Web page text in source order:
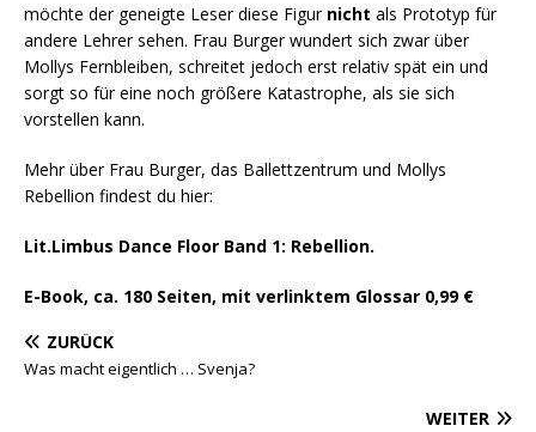
möchte der geneigte Leser diese Figur nicht als Prototyp für
andere Lehrer sehen. Frau Burger wundert sich zwar über
Mollys Fernbleiben, schreitet jedoch erst relativ spät ein und
sorgt so für eine noch größere Katastrophe, als sie sich
vorstellen kann.
Mehr über Frau Burger, das Ballettzentrum und Mollys
Rebellion findest du hier:
Lit.Limbus Dance Floor Band 1: Rebellion.
E-Book, ca. 180 Seiten, mit verlinktem Glossar 0,99 €
ZURÜCK
Was macht eigentlich … Svenja?
WEITER